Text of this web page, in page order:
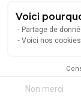
Voici
Partage de
Voici nos cookies
Non merci
Liens
Visite virtuelle